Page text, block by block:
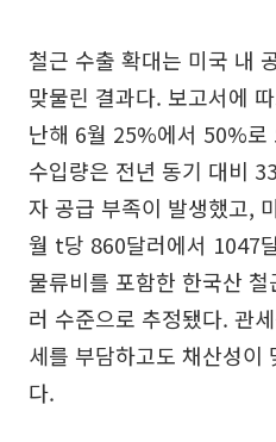
철근 수출 확대는 미국 내
맞물린 결과다. 보고서에
난해 6월 25%에서 50%로
수입량은 전년 동기 대비
자 공급 부족이 발생했고,
월 t당 860달러에서 1047
물류비를 포함한 한국산
러 수준으로 추정됐다. 관
세를 부담하고도 채산성이
다.